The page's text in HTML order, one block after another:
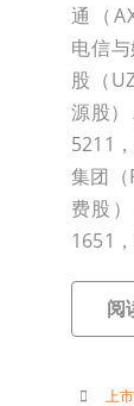
通（
电信
股（
源股）
5211
集团
费股
1651
阅
上